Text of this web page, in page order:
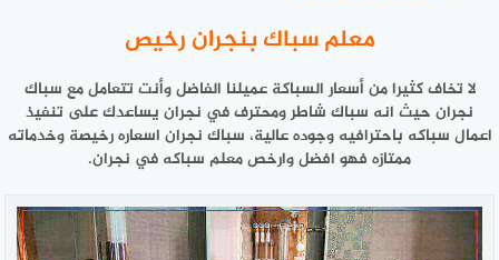
معلم سباك بنجران رخيص
لا تخاف كثيرا من أسعار السباكة عميلنا الفاضل وأنت تتعامل مع سباك
نجران حيث انه سباك شاطر ومحترف في نجران يساعدك على تنفيذ
اعمال سباكه باحترافيه وجوده عالية، سباك نجران اسعاره رخيصة وخدماته
ممتازه فهو افضل وارخص معلم سباكه في نجران.